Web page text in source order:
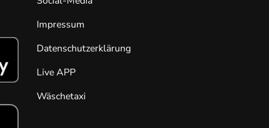
Impressum
Datenschutzerklärung
Live APP
Wäschetaxi